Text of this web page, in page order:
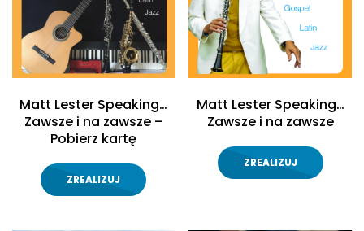
Matt Lester Speaking…
Zawsze i na zawsze –
Pobierz kartę
ZREALIZUJ
Matt Lester Speaking…
Zawsze i na zawsze
ZREALIZUJ